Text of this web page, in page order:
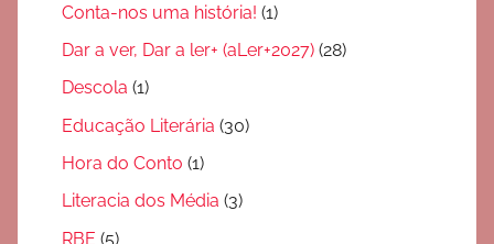
Conta-nos uma história! (1)
Dar a ver, Dar a ler+ (aLer+2027) (28)
Descola (1)
Educação Literária (30)
Hora do Conto (1)
Literacia dos Média (3)
RBE (5)